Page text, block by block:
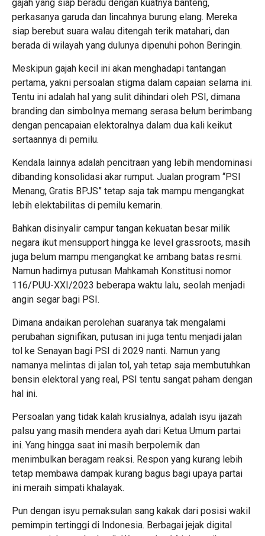
gajah yang siap beradu dengan kuatnya banteng,
perkasanya garuda dan lincahnya burung elang. Mereka
siap berebut suara walau ditengah terik matahari, dan
berada di wilayah yang dulunya dipenuhi pohon Beringin.
Meskipun gajah kecil ini akan menghadapi tantangan
pertama, yakni persoalan stigma dalam capaian selama ini.
Tentu ini adalah hal yang sulit dihindari oleh PSI, dimana
branding dan simbolnya memang serasa belum berimbang
dengan pencapaian elektoralnya dalam dua kali keikut
sertaannya di pemilu.
Kendala lainnya adalah pencitraan yang lebih mendominasi
dibanding konsolidasi akar rumput. Jualan program “PSI
Menang, Gratis BPJS” tetap saja tak mampu mengangkat
lebih elektabilitas di pemilu kemarin.
Bahkan disinyalir campur tangan kekuatan besar milik
negara ikut mensupport hingga ke level grassroots, masih
juga belum mampu mengangkat ke ambang batas resmi.
Namun hadirnya putusan Mahkamah Konstitusi nomor
116/PUU-XXI/2023 beberapa waktu lalu, seolah menjadi
angin segar bagi PSI.
Dimana andaikan perolehan suaranya tak mengalami
perubahan signifikan, putusan ini juga tentu menjadi jalan
tol ke Senayan bagi PSI di 2029 nanti. Namun yang
namanya melintas di jalan tol, yah tetap saja membutuhkan
bensin elektoral yang real, PSI tentu sangat paham dengan
hal ini.
Persoalan yang tidak kalah krusialnya, adalah isyu ijazah
palsu yang masih mendera ayah dari Ketua Umum partai
ini. Yang hingga saat ini masih berpolemik dan
menimbulkan beragam reaksi. Respon yang kurang lebih
tetap membawa dampak kurang bagus bagi upaya partai
ini meraih simpati khalayak.
Pun dengan isyu pemaksulan sang kakak dari posisi wakil
pemimpin tertinggi di Indonesia. Berbagai jejak digital